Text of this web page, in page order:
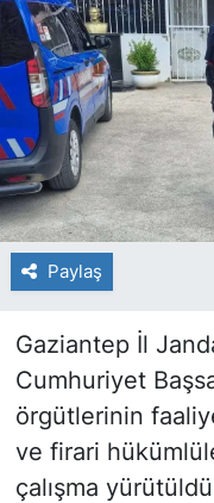
Paylaş
Gaziantep İl
Cumhuriyet
örgütlerinin
ve firari
çalışma